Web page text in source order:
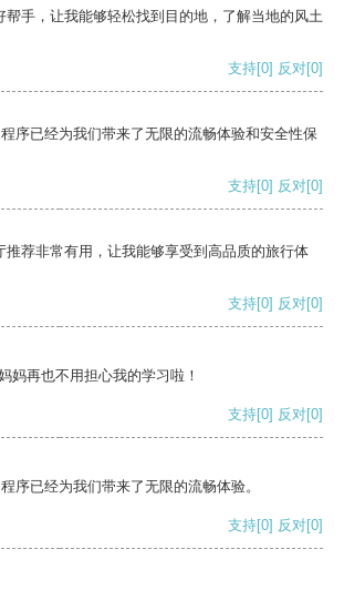
帮手，让我能够轻松找到目的地，了解当地的风土
支持[0] 反对[0]
序已经为我们带来了无限的流畅体验和安全性保
支持[0] 反对[0]
推荐非常有用，让我能够享受到高品质的旅行体
支持[0] 反对[0]
妈再也不用担心我的学习啦！
支持[0] 反对[0]
序已经为我们带来了无限的流畅体验。
支持[0] 反对[0]